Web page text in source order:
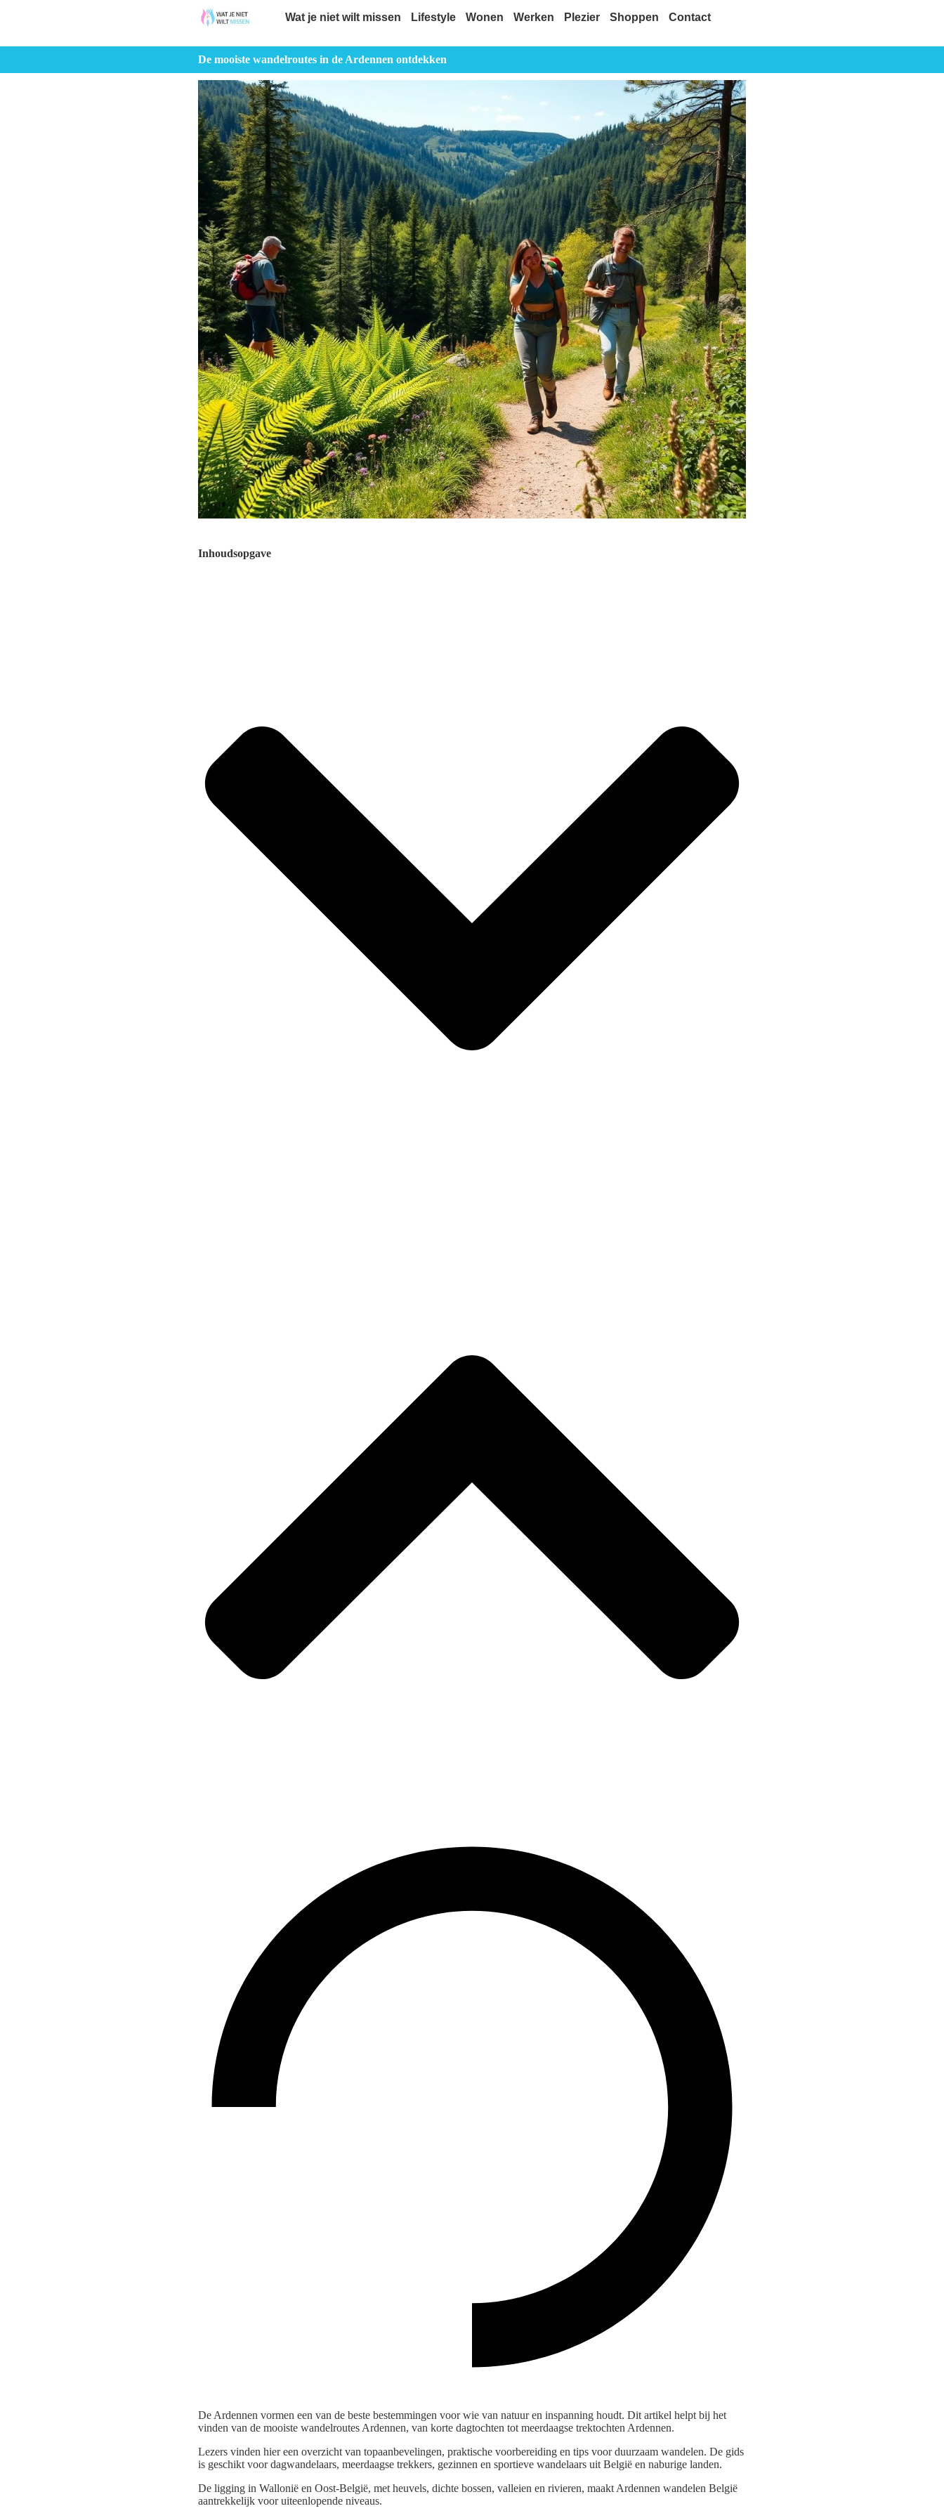
Wat je niet wilt missen Lifestyle Wonen Werken Plezier Shoppen Contact
De mooiste wandelroutes in de Ardennen ontdekken
Inhoudsopgave
De Ardennen vormen een van de beste bestemmingen voor wie van natuur en inspanning houdt. Dit artikel helpt bij het
vinden van de mooiste wandelroutes Ardennen, van korte dagtochten tot meerdaagse trektochten Ardennen.
Lezers vinden hier een overzicht van topaanbevelingen, praktische voorbereiding en tips voor duurzaam wandelen. De gids
is geschikt voor dagwandelaars, meerdaagse trekkers, gezinnen en sportieve wandelaars uit België en naburige landen.
De ligging in Wallonië en Oost-België, met heuvels, dichte bossen, valleien en rivieren, maakt Ardennen wandelen België
aantrekkelijk voor uiteenlopende niveaus.